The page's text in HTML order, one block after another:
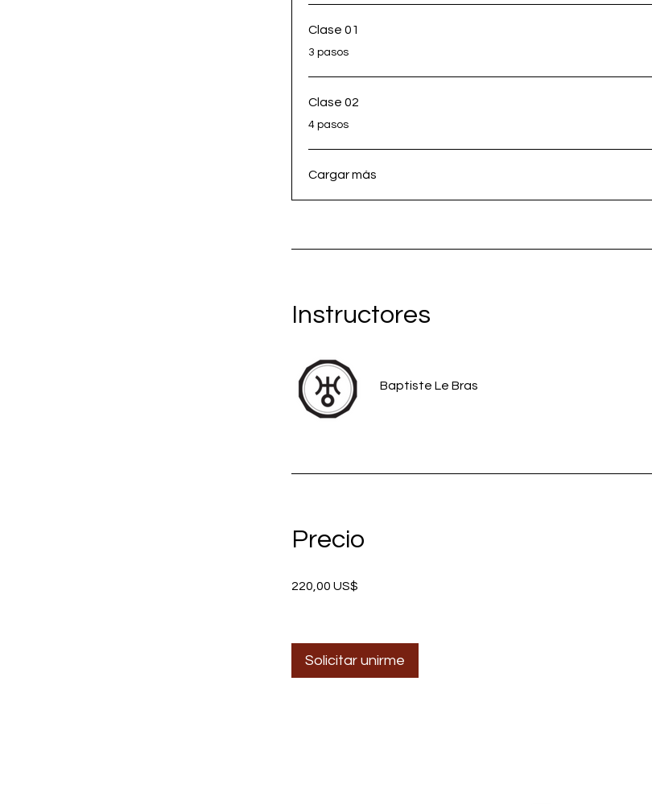
Clase 01
.3 pasos
Clase 02
.
4 pasos
Cargar más
Instructores
Baptiste Le Bras
Precio
220,00 US$
Solicitar unirme